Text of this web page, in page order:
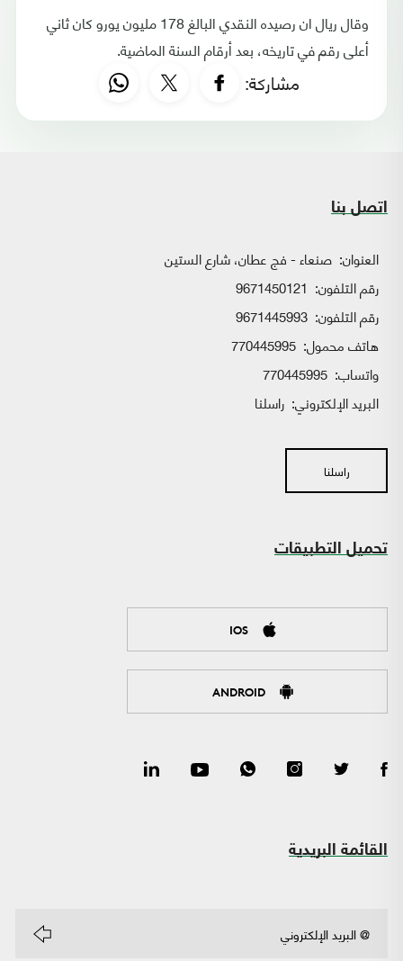
وقال ريال ان رصيده النقدي البالغ 178 مليون يورو كان ثاني
أعلى رقم في تاريخه، بعد أرقام السنة الماضية.
مشاركة:
اتصل بنا
العنوان: صنعاء - فج عطان، شارع الستين
رقم التلفون: 9671450121
رقم التلفون: 9671445993
هاتف محمول: 770445995
واتساب:
البريد الإلكتروني: راسلنا
راسلنا
تحميل التطبيقات
IOS
ANDROID
القائمة البريدية